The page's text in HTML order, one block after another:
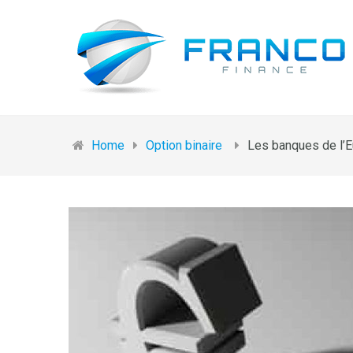
Home Option binaire Les banques de